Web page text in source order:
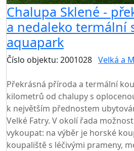
Chalupa Sklené -
a nedaleko termální
aquapark
Číslo objektu: 2001028 Velká a
Překrásná příroda a termální
kilometrů od chalupy s
k největším přednostem
Velké Fatry. V okolí řada
vykoupat: na výběr je horské
koupaliště s léčivými prameny,